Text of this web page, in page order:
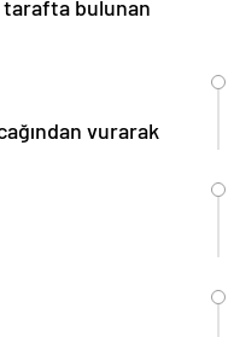
tarafta bulunan
vurarak